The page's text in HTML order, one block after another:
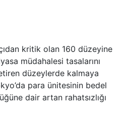
kritik olan 160 düzeyine
müdahalesi tasalarını
düzeylerde kalmaya
para ünitesinin bedel
dair artan rahatsızlığı